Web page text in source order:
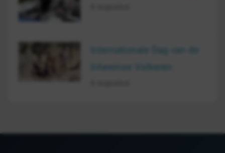
Internationale Dag van de